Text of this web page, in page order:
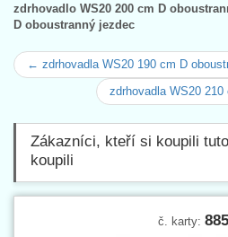
zdrhovadlo WS20 200 cm D
D oboustranný jezdec
← zdrhovadla WS20 190 cm D
zdrhovadla WS20
Zákazníci, kteří si koupili
koupili
č. karty: